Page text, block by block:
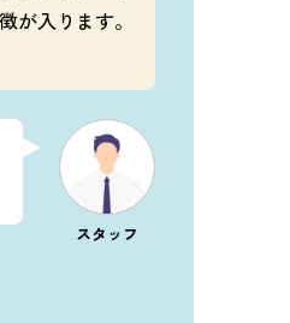
が入ります。
スタッフ